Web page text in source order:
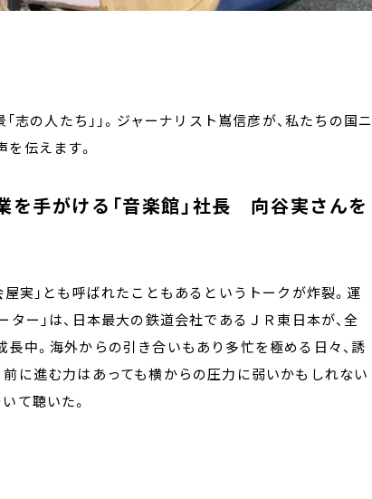
の人たち」」。ジャーナリスト嶌信彦が、私たちの国ニ
伝えます。
手がける「音楽館」社長 向谷実さんを
実」とも呼ばれたこともあるというトークが炸裂。運
ー」は、日本最大の鉄道会社であるＪＲ東日本が、全
中。海外からの引き合いもあり多忙を極める日々、誘
に進む力はあっても横からの圧力に弱いかもしれない
て聴いた。